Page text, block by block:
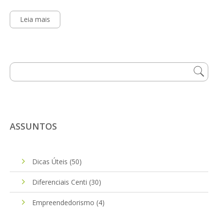
Leia mais
ASSUNTOS
Dicas Úteis (50)
Diferenciais Centi (30)
Empreendedorismo (4)